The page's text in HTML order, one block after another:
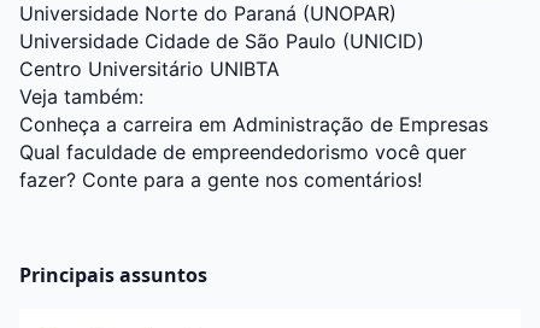
Universidade Norte do Paraná (UNOPAR)
Universidade Cidade de São Paulo (UNICID)
Centro Universitário UNIBTA
Veja também:
Conheça a carreira em Administração de Empresas
Qual faculdade de empreendedorismo você quer
fazer? Conte para a gente nos comentários!
Principais assuntos